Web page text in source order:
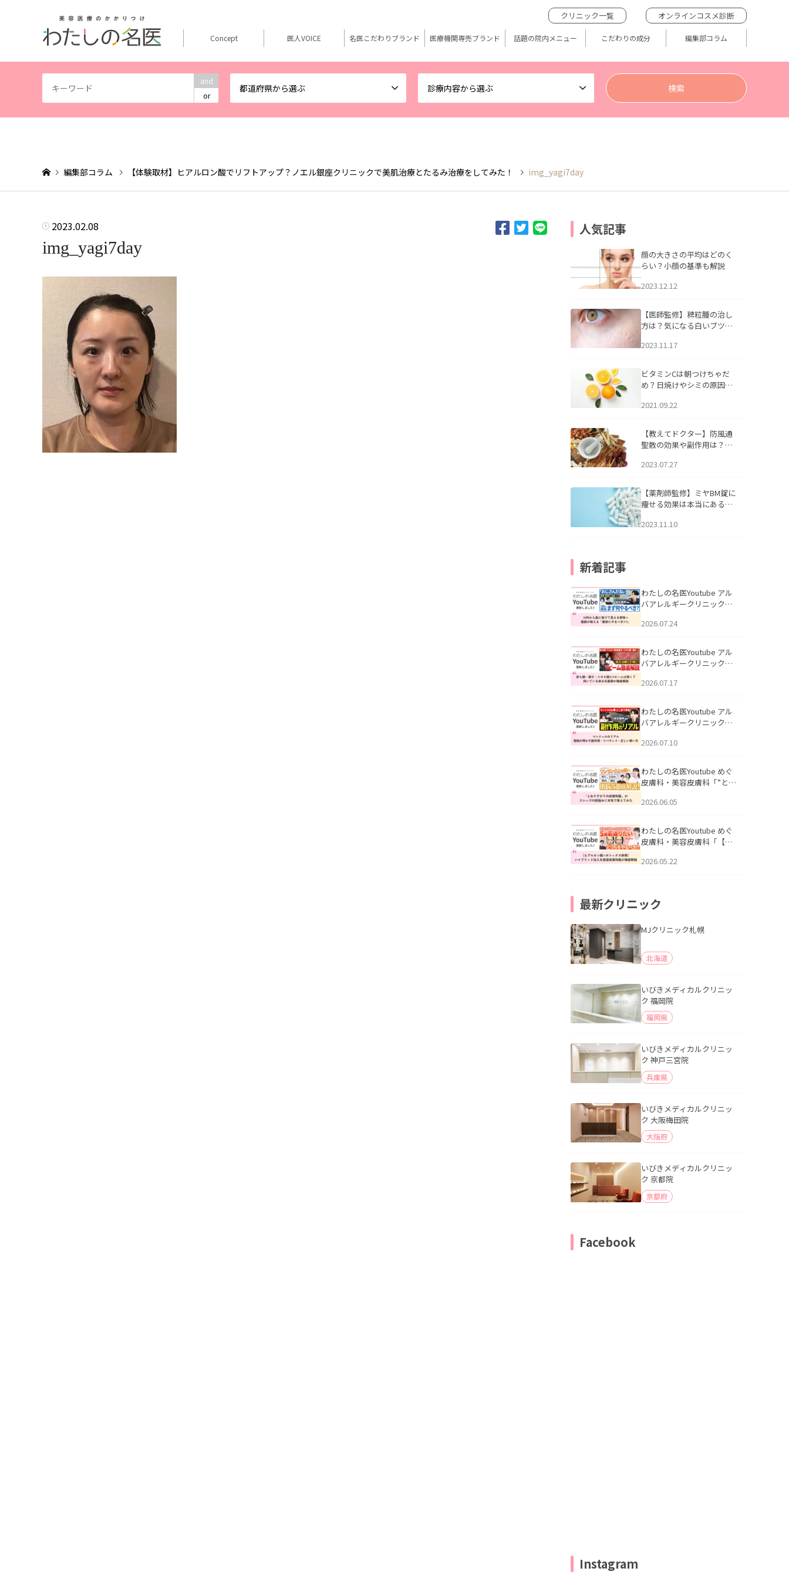
and
or
都道府県から選ぶ 診療内容から選ぶ
クリニック一覧 オンラインコスメ診断
Concept 医人VOICE 名医こだわりブランド 医療機関専売ブランド 話題の院内メニュー こだわりの成分 編集部コラム
編集部コラム 【体験取材】ヒアルロン酸でリフトアップ？ノエル銀座クリニックで美肌治療とたるみ治療をしてみた！ img_yagi7day
2023.02.08
img_yagi7day
人気記事
顔の大きさの平均はどのく
らい？小顔の基準も解説
2023.12.12
【医師監修】稗粒腫の治し
方は？気になる白いブツブ
アについて
2023.11.17
ビタミンCは朝つけちゃだ
め？日焼けやシミの原因に
2021.09.22
【教えてドクター】防風通
聖散の効果や副作用は？長
2023.07.27
【薬剤師監修】ミヤBM錠に
痩せる効果は本当にある
2023.11.10
新着記事
わたしの名医Youtube アル
バアレルギークリニック札
える男性へ｜医師が教える
公開いたしました。
2026.07.24
わたしの名医Youtube アル
バアレルギークリニック札
跡にVビームは効く？向いて
説」を公開いたしました。
2026.07.17
わたしの名医Youtube アル
バアレルギークリニック札
医師が明かす副作用・リバ
公開いたしました。
2026.07.10
わたしの名医Youtube めぐ
皮膚科・美容皮膚科「”とお
ッズの肌悩みに本気で答え
た。
2026.06.05
わたしの名医Youtube めぐ
皮膚科・美容皮膚科「【ヒ
用】ハイブリッド注入を美
2026.05.22
最新クリニック
MJクリニック札幌
北海道
いびきメディカルクリニッ
ク 福岡院
福岡県
いびきメディカルクリニッ
ク 神戸三宮院
兵庫県
いびきメディカルクリニッ
ク 大阪梅田院
大阪府
いびきメディカルクリニッ
ク 京都院
京都府
Facebook
Instagram